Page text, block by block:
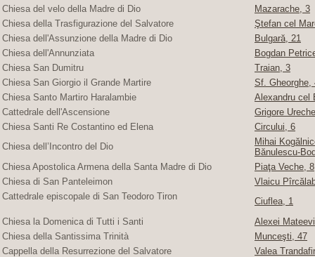
Chiesa del velo della Madre di Dio
Mazarache, 3
Chiesa della Trasfigurazione del Salvatore
Ştefan cel
Chiesa dell'Assunzione della Madre di Dio
Bulgară, 21
Chiesa dell'Annunziata
Bogdan
Chiesa San Dumitru
Traian, 3
Chiesa San Giorgio il Grande Martire
Sf. Gheorghe,
Chiesa Santo Martiro Haralambie
Alexandru cel
Cattedrale dell'Ascensione
Grigore
Chiesa Santi Re Costantino ed Elena
Circului, 6
Chiesa dell’Incontro del Dio
Mihai
Bănulescu-
Chiesa Apostolica Armena della Santa Madre di Dio
Piaţa Veche, 8
Chiesa di San Panteleimon
Vlaicu
Cattedrale episcopale di San Teodoro Tiron
Ciuflea, 1
Chiesa la Domenica di Tutti i Santi
Alexei
Chiesa della Santissima Trinità
Munceşti, 47
Cappella della Resurrezione del Salvatore
Valea